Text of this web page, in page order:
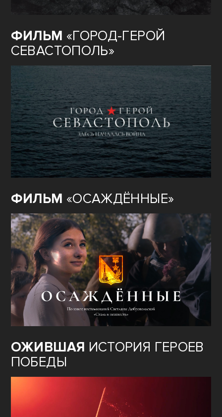
ФИЛЬМ «ГОРОД-ГЕРОЙ
СЕВАСТОПОЛЬ»
ФИЛЬМ «ОСАЖДЁННЫЕ»
ОЖИВШАЯ ИСТОРИЯ ГЕРОЕВ
ПОБЕДЫ